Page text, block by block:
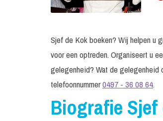
Sjef de Kok boeken? Wij helpen u
voor een optreden. Organiseert u
gelegenheid? Wat de gelegenheid
telefoonnummer0497 - 36 08 64.
Biografie Sjef